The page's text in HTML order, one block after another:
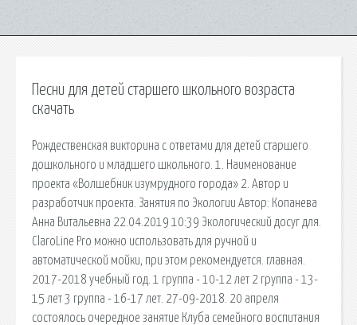
Песни для детей старшего школьного возраста
скачать
Рождественская викторина с ответами для детей старшего
дошкольного и младшего школьного. 1. Наименование
проекта «Волшебник изумрудного города» 2. Автор и
разработчик проекта. Занятия по Экологии Автор: Копанева
Анна Витальевна 22.04.2019 10:39 Экологический досуг для.
ClaroLine Pro можно использовать для ручной и
автоматической мойки, при этом рекомендуется. главная.
2017-2018 учебный год. 1 группа - 10-12 лет 2 группа - 13-
15 лет 3 группа - 16-17 лет. 27-09-2018. 20 апреля
состоялось очередное занятие Клуба семейного воспитания